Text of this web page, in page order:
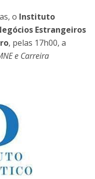
o Instituto
Estrangeiros
, pelas 17h00, a
e Carreira